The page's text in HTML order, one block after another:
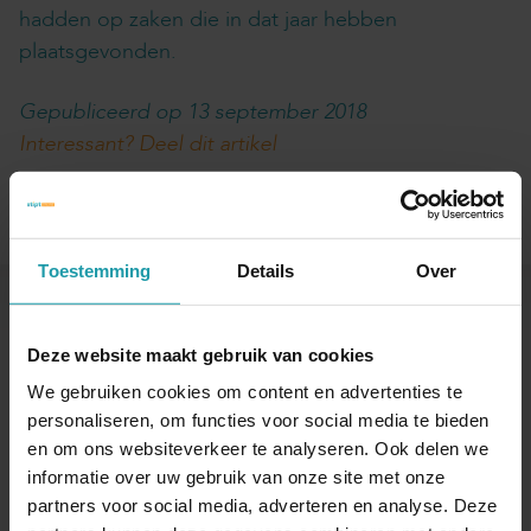
Toestemming Details Over
Deze website maakt gebruik van cookies
We gebruiken cookies om content en advertenties te
personaliseren, om functies voor social media te bieden
en om ons websiteverkeer te analyseren. Ook delen we
informatie over uw gebruik van onze site met onze
partners voor social media, adverteren en analyse. Deze
hadden op zaken die in dat jaar hebben
plaatsgevonden.
Gepubliceerd op 13 september 2018
Interessant? Deel dit artikel
Schrijf je hieronder in voor onze maandelijkse
mailing.
Naam*